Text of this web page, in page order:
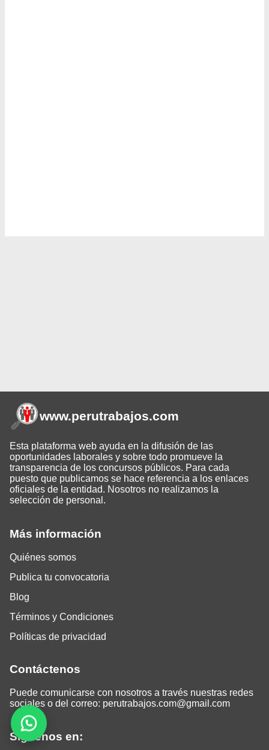
Más información
Quiénes somos
Publica tu convocatoria
Blog
Términos y Condiciones
Políticas de privacidad
Contáctenos
Puede comunicarse con nosotros a través nuestras redes
sociales o del correo: perutrabajos.com@gmail.com
Siguenos en:
www.perutrabajos.com
Esta plataforma web ayuda en la difusión de las
oportunidades laborales y sobre todo promueve la
transparencia de los concursos públicos. Para cada
puesto que publicamos se hace referencia a los enlaces
oficiales de la entidad. Nosotros no realizamos la
selección de personal.